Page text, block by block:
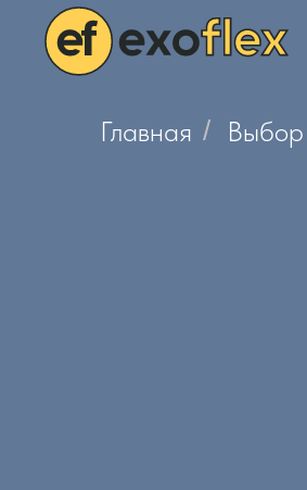
Главная / Выбор